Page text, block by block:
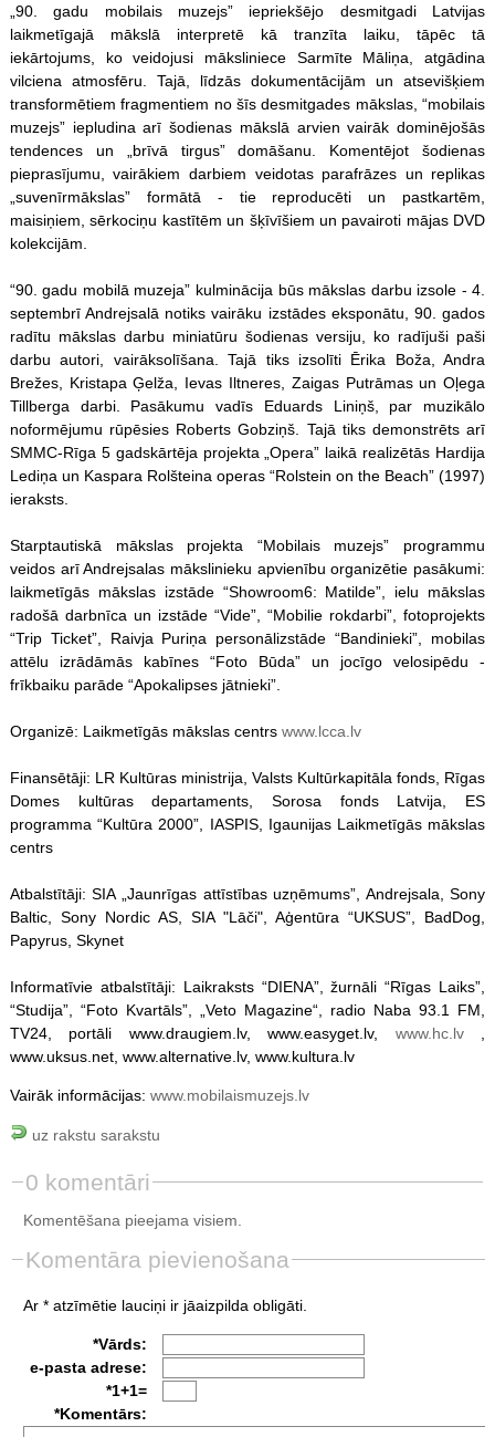
„90. gadu mobilais muzejs” iepriekšējo desmitgadi Latvijas
laikmetīgajā mākslā interpretē kā tranzīta laiku, tāpēc tā
iekārtojums, ko veidojusi māksliniece Sarmīte Māliņa, atgādina
vilciena atmosfēru. Tajā, līdzās dokumentācijām un atsevišķiem
transformētiem fragmentiem no šīs desmitgades mākslas, “mobilais
muzejs” iepludina arī šodienas mākslā arvien vairāk dominējošās
tendences un „brīvā tirgus” domāšanu. Komentējot šodienas
pieprasījumu, vairākiem darbiem veidotas parafrāzes un replikas
„suvenīrmākslas” formātā - tie reproducēti un pastkartēm,
maisiņiem, sērkociņu kastītēm un šķīvīšiem un pavairoti mājas DVD
kolekcijām.
“90. gadu mobilā muzeja” kulminācija būs mākslas darbu izsole - 4.
septembrī Andrejsalā notiks vairāku izstādes eksponātu, 90. gados
radītu mākslas darbu miniatūru šodienas versiju, ko radījuši paši
darbu autori, vairāksolīšana. Tajā tiks izsolīti Ērika Boža, Andra
Brežes, Kristapa Ģelža, Ievas Iltneres, Zaigas Putrāmas un Oļega
Tillberga darbi. Pasākumu vadīs Eduards Liniņš, par muzikālo
noformējumu rūpēsies Roberts Gobziņš. Tajā tiks demonstrēts arī
SMMC-Rīga 5 gadskārtēja projekta „Opera” laikā realizētās Hardija
Lediņa un Kaspara Rolšteina operas “Rolstein on the Beach” (1997)
ieraksts.
Starptautiskā mākslas projekta “Mobilais muzejs” programmu
veidos arī Andrejsalas mākslinieku apvienību organizētie pasākumi:
laikmetīgās mākslas izstāde “Showroom6: Matilde”, ielu mākslas
radošā darbnīca un izstāde “Vide”, “Mobilie rokdarbi”, fotoprojekts
“Trip Ticket”, Raivja Puriņa personālizstāde “Bandinieki”, mobilas
attēlu izrādāmās kabīnes “Foto Būda” un jocīgo velosipēdu -
frīkbaiku parāde “Apokalipses jātnieki”.
Organizē: Laikmetīgās mākslas centrs www.lcca.lv
Finansētāji: LR Kultūras ministrija, Valsts Kultūrkapitāla fonds, Rīgas
Domes kultūras departaments, Sorosa fonds Latvija, ES
programma “Kultūra 2000”, IASPIS, Igaunijas Laikmetīgās mākslas
centrs
Atbalstītāji: SIA „Jaunrīgas attīstības uzņēmums”, Andrejsala, Sony
Baltic, Sony Nordic AS, SIA "Lāči", Aģentūra “UKSUS”, BadDog,
Papyrus, Skynet
Informatīvie atbalstītāji: Laikraksts “DIENA”, žurnāli “Rīgas Laiks”,
“Studija”, “Foto Kvartāls”, „Veto Magazine“, radio Naba 93.1 FM,
TV24, portāli www.draugiem.lv, www.easyget.lv, www.hc.lv,
www.uksus.net, www.alternative.lv, www.kultura.lv
Vairāk informācijas: www.mobilaismuzejs.lv
uz rakstu sarakstu
0 komentāri
Komentēšana pieejama visiem.
Komentāra pievienošana
Ar * atzīmētie lauciņi ir jāaizpilda obligāti.
*Vārds:
e-pasta adrese:
*1+1=
*Komentārs: